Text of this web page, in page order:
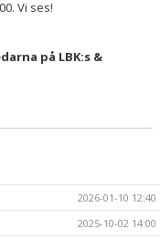
Vi ses!
på LBK:s &
2026-01-10 12:40
2025-10-02 14:00